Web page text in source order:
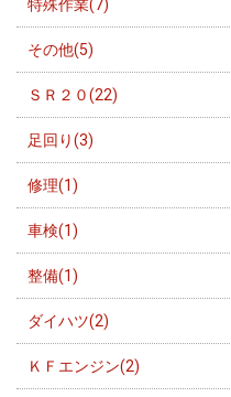
特殊作業(7)
その他(5)
ＳＲ２０(22)
足回り(3)
修理(1)
車検(1)
整備(1)
ダイハツ(2)
ＫＦエンジン(2)